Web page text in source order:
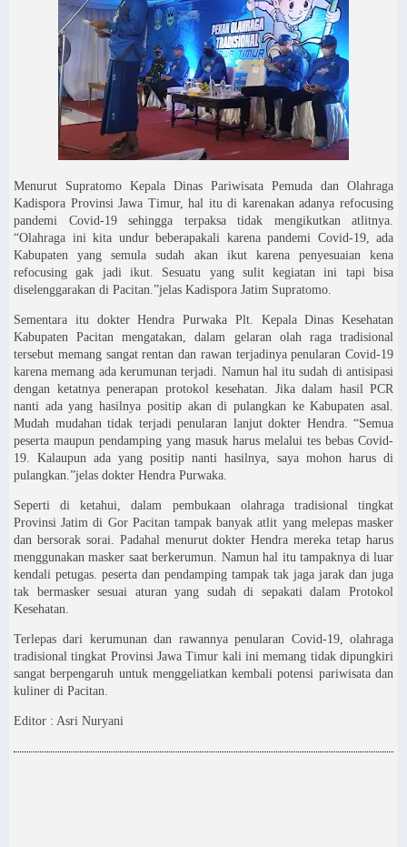
Menurut Supratomo Kepala Dinas Pariwisata Pemuda dan Olahraga
Kadispora Provinsi Jawa Timur, hal itu di karenakan adanya refocusing
pandemi Covid-19 sehingga terpaksa tidak mengikutkan atlitnya.
“Olahraga ini kita undur beberapakali karena pandemi Covid-19, ada
Kabupaten yang semula sudah akan ikut karena penyesuaian kena
refocusing gak jadi ikut. Sesuatu yang sulit kegiatan ini tapi bisa
diselenggarakan di Pacitan.”jelas Kadispora Jatim Supratomo.
Sementara itu dokter Hendra Purwaka Plt. Kepala Dinas Kesehatan
Kabupaten Pacitan mengatakan, dalam gelaran olah raga tradisional
tersebut memang sangat rentan dan rawan terjadinya penularan Covid-19
karena memang ada kerumunan terjadi. Namun hal itu sudah di antisipasi
dengan ketatnya penerapan protokol kesehatan. Jika dalam hasil PCR
nanti ada yang hasilnya positip akan di pulangkan ke Kabupaten asal.
Mudah mudahan tidak terjadi penularan lanjut dokter Hendra. “Semua
peserta maupun pendamping yang masuk harus melalui tes bebas Covid-
19. Kalaupun ada yang positip nanti hasilnya, saya mohon harus di
pulangkan.”jelas dokter Hendra Purwaka.
Seperti di ketahui, dalam pembukaan olahraga tradisional tingkat
Provinsi Jatim di Gor Pacitan tampak banyak atlit yang melepas masker
dan bersorak sorai. Padahal menurut dokter Hendra mereka tetap harus
menggunakan masker saat berkerumun. Namun hal itu tampaknya di luar
kendali petugas. peserta dan pendamping tampak tak jaga jarak dan juga
tak bermasker sesuai aturan yang sudah di sepakati dalam Protokol
Kesehatan.
Terlepas dari kerumunan dan rawannya penularan Covid-19, olahraga
tradisional tingkat Provinsi Jawa Timur kali ini memang tidak dipungkiri
sangat berpengaruh untuk menggeliatkan kembali potensi pariwisata dan
kuliner di Pacitan.
Editor : Asri Nuryani